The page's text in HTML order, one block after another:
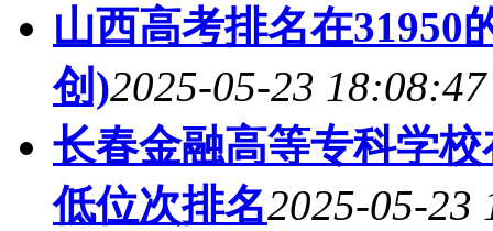
山西高考排名在31950
创)2025-05-23 18:08:47
长春金融高等专科学
低位次排名2025-05-23